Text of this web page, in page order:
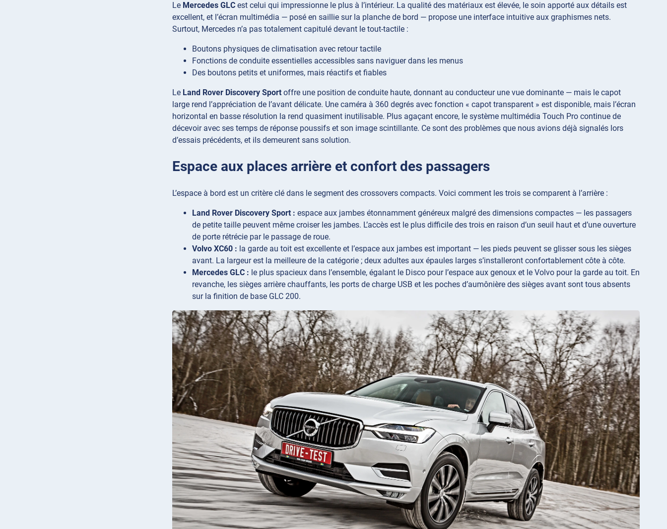
Le Mercedes GLC est celui qui impressionne le plus à l’intérieur. La qualité des matériaux est élevée, le soin apporté aux détails est
excellent, et l’écran multimédia — posé en saillie sur la planche de bord — propose une interface intuitive aux graphismes nets.
Surtout, Mercedes n’a pas totalement capitulé devant le tout-tactile :
Boutons physiques de climatisation avec retour tactile
Fonctions de conduite essentielles accessibles sans naviguer dans les menus
Des boutons petits et uniformes, mais réactifs et fiables
Le Land Rover Discovery Sport offre une position de conduite haute, donnant au conducteur une vue dominante — mais le capot
large rend l’appréciation de l’avant délicate. Une caméra à 360 degrés avec fonction « capot transparent » est disponible, mais l’écran
horizontal en basse résolution la rend quasiment inutilisable. Plus agaçant encore, le système multimédia Touch Pro continue de
décevoir avec ses temps de réponse poussifs et son image scintillante. Ce sont des problèmes que nous avions déjà signalés lors
d’essais précédents, et ils demeurent sans solution.
Espace aux places arrière et confort des passagers
L’espace à bord est un critère clé dans le segment des crossovers compacts. Voici comment les trois se comparent à l’arrière :
Land Rover Discovery Sport : espace aux jambes étonnamment généreux malgré des dimensions compactes — les passagers
de petite taille peuvent même croiser les jambes. L’accès est le plus difficile des trois en raison d’un seuil haut et d’une ouverture
de porte rétrécie par le passage de roue.
Volvo XC60 : la garde au toit est excellente et l’espace aux jambes est important — les pieds peuvent se glisser sous les sièges
avant. La largeur est la meilleure de la catégorie ; deux adultes aux épaules larges s’installeront confortablement côte à côte.
Mercedes GLC : le plus spacieux dans l’ensemble, égalant le Disco pour l’espace aux genoux et le Volvo pour la garde au toit. En
revanche, les sièges arrière chauffants, les ports de charge USB et les poches d’aumônière des sièges avant sont tous absents
sur la finition de base GLC 200.